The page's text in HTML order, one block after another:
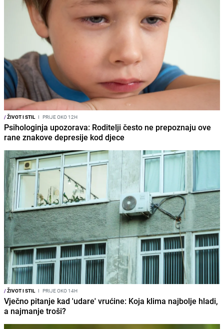
/ŽIVOT I STIL I PRIJE OKO 12H
Psihologinja upozorava: Roditelji često ne prepoznaju ove
rane znakove depresije kod djece
/ŽIVOT I STIL I PRIJE OKO 14H
Vječno pitanje kad 'udare' vrućine: Koja klima najbolje hladi,
a najmanje troši?